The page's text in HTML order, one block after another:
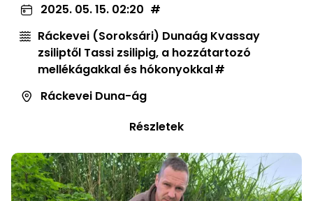
2025. 05. 15. 02:20
Ráckevei (Soroksári) Dunaág Kvassay
zsiliptől Tassi zsilipig, a hozzátartozó
mellékágakkal és hókonyokkal
Ráckevei Duna-ág
Részletek